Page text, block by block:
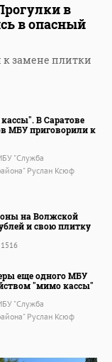
в
в опасный
к замене плитки
В Саратове
МБУ приговорили к
"Служба
Руслан Ксюф
на Волжской
и свою плитку
1516
еще одного МБУ
"мимо кассы"
"Служба
Руслан Ксюф